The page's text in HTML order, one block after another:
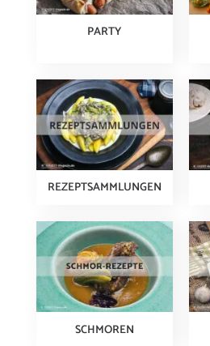
PARTY
REZEPTSAMMLUNGEN
SCHMOREN